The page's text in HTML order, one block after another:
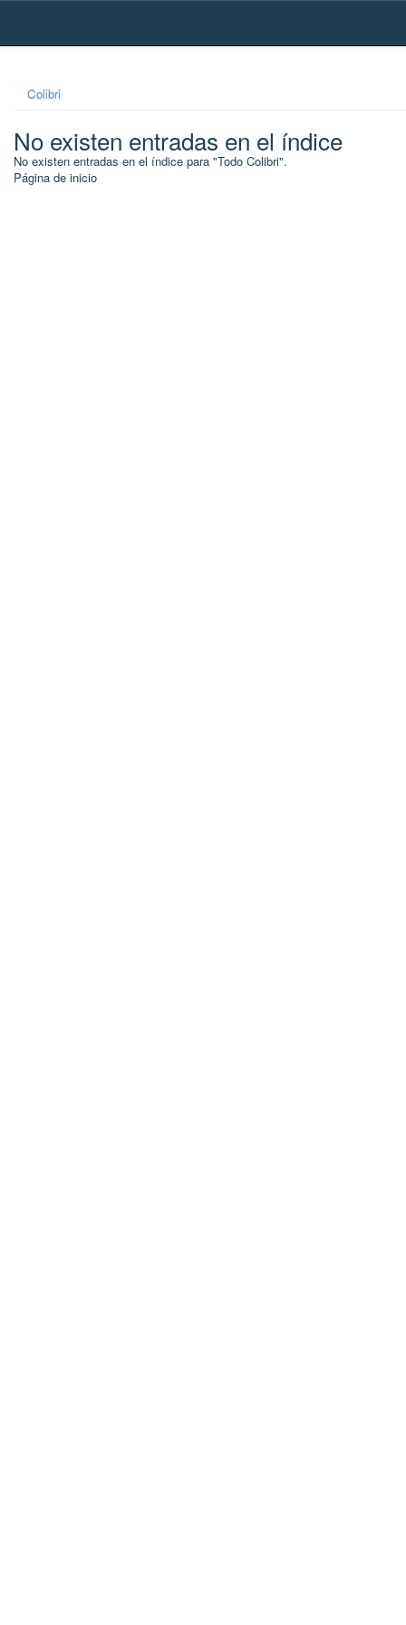
Skip
Colibri
No existen entradas en el índice
No existen entradas en el índice para "Todo Colibri".
Página de inicio